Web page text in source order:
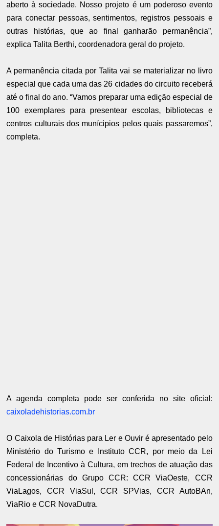
aberto à sociedade. Nosso projeto é um poderoso evento
para conectar pessoas, sentimentos, registros pessoais e
outras histórias, que ao final ganharão permanência”,
explica Talita Berthi, coordenadora geral do projeto.
A permanência citada por Talita vai se materializar no livro
especial que cada uma das 26 cidades do circuito receberá
até o final do ano. “Vamos preparar uma edição especial de
100 exemplares para presentear escolas, bibliotecas e
centros culturais dos munícipios pelos quais passaremos”,
completa.
A agenda completa pode ser conferida no site oficial:
caixoladehistorias.com.br
O Caixola de Histórias para Ler e Ouvir é apresentado pelo
Ministério do Turismo e Instituto CCR, por meio da Lei
Federal de Incentivo à Cultura, em trechos de atuação das
concessionárias do Grupo CCR: CCR ViaOeste, CCR
ViaLagos, CCR ViaSul, CCR SPVias, CCR AutoBAn,
ViaRio e CCR NovaDutra.